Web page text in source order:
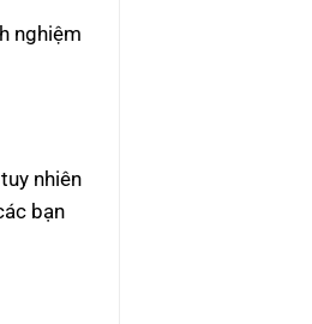
nghiệm
nhiên
bạn